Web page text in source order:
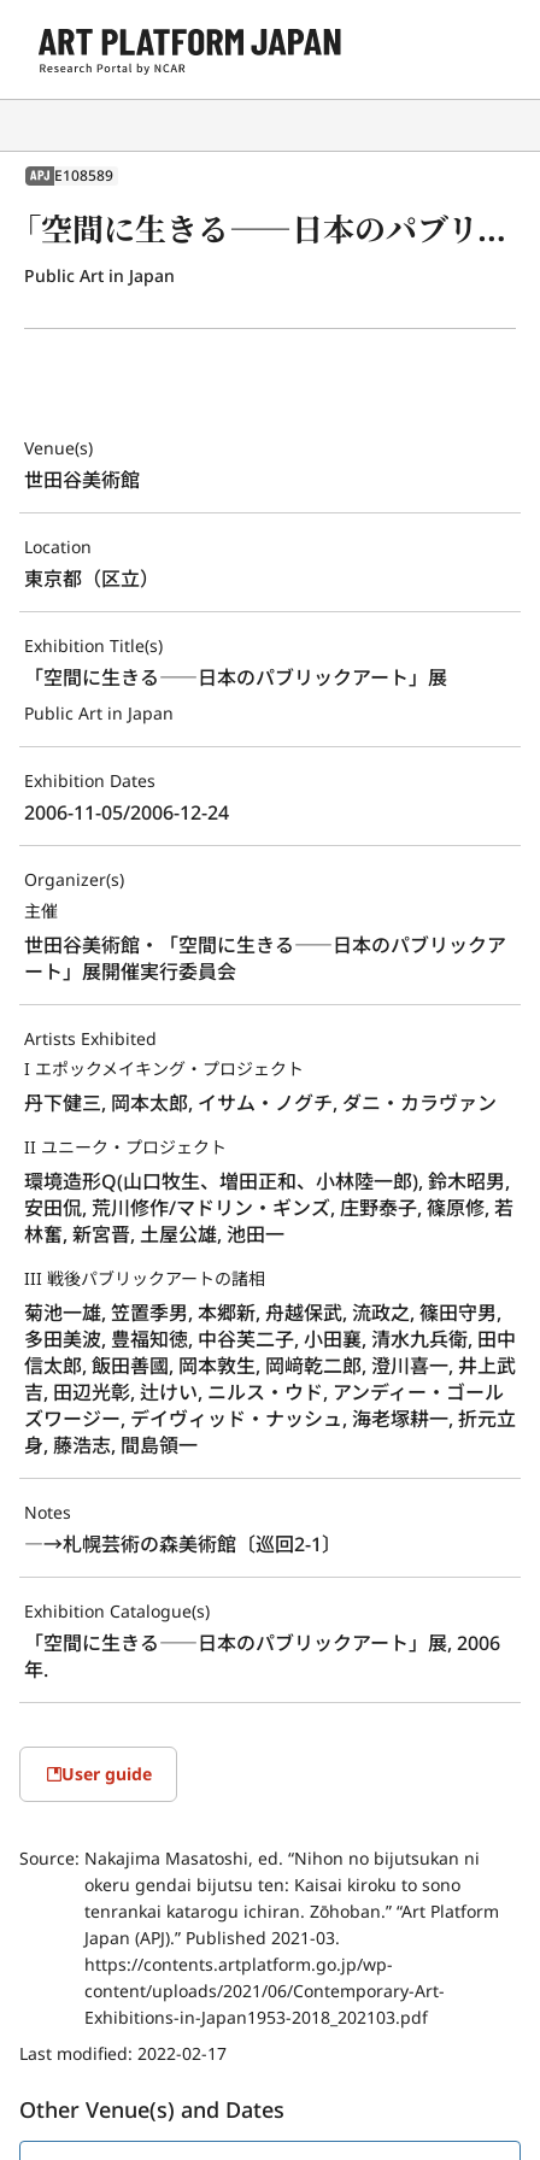
APJ E108589
「空間に生きる――日本のパブリックアート」展
Public Art in Japan
Venue(s)
世田谷美術館
Location
東京都（区立）
Exhibition Title(s)
「空間に生きる――日本のパブリックアート」展
Public Art in Japan
Exhibition Dates
2006-11-05/2006-12-24
Organizer(s)
主催
世田谷美術館・「空間に生きる――日本のパブリックア
ート」展開催実行委員会
Artists Exhibited
I エポックメイキング・プロジェクト
丹下健三, 岡本太郎, イサム・ノグチ, ダニ・カラヴァン
II ユニーク・プロジェクト
環境造形Q(山口牧生、増田正和、小林陸一郎), 鈴木昭男,
安田侃, 荒川修作/マドリン・ギンズ, 庄野泰子, 篠原修, 若
林奮, 新宮晋, 土屋公雄, 池田一
III 戦後パブリックアートの諸相
菊池一雄, 笠置季男, 本郷新, 舟越保武, 流政之, 篠田守男,
多田美波, 豊福知徳, 中谷芙二子, 小田襄, 清水九兵衛, 田中
信太郎, 飯田善國, 岡本敦生, 岡﨑乾二郎, 澄川喜一, 井上武
吉, 田辺光彰, 辻けい, ニルス・ウド, アンディー・ゴール
ズワージー, デイヴィッド・ナッシュ, 海老塚耕一, 折元立
身, 藤浩志, 間島領一
Notes
―→札幌芸術の森美術館〔巡回2-1〕
Exhibition Catalogue(s)
「空間に生きる――日本のパブリックアート」展, 2006
年.
User guide
Source: Nakajima Masatoshi, ed. “Nihon no bijutsukan ni
okeru gendai bijutsu ten: Kaisai kiroku to sono
tenrankai katarogu ichiran. Zōhoban.” “Art Platform
Japan (APJ).” Published 2021-03.
https://contents.artplatform.go.jp/wp-
content/uploads/2021/06/Contemporary-Art-
Exhibitions-in-Japan1953-2018_202103.pdf
Last modified: 2022-02-17
Other Venue(s) and Dates